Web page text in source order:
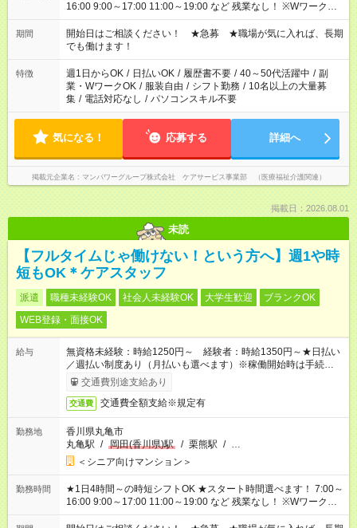
16:00 9:00～17:00 11:00～19:00 など 残業なし！ ※Wワークの
場合、他のお仕事と合わせ週40時間超の就業はご案内できませ
ん ※法令に基づき、週20時間以上勤務は社会保険への加入対象
となります ※労働者派遣法（日雇い派遣の原則禁止）により、
短時間・短期間の就業はご案内が難しい場合があります
期間
開始日はご相談ください！ ★急募 ★職場が気に入れば、長期
でも働けます！
特徴 週1日からOK / 日払いOK / 履歴書不要 / 40～50代活躍中 / 副
業・WワークOK / 服装自由 / シフト勤務 / 10名以上の大量募
集 / 電話対応なし / パソコンスキル不要
気になる！ 応募する 詳細へ
掲載元企業名 マンパワーグループ株式会社 ケアサービス事業部 （医療福祉介護関連）
掲載日：2026.08.01
未読
【フルタイムじゃ働けない！という方へ】週1や時
短もOK＊ケアスタッフ
派遣 職種未経験OK 社会人未経験OK 大学生歓迎
ブランクOK
WEB登録・面接OK
給与
無資格未経験：時給1250円～ 経験者：時給1350円～★日払い
／週払い制度あり（月払いも選べます）※稼働開始時は手続き完
了次第のお支払いとなります。
交通費別途支給あり
交通費 交通費全額支給※規定有
勤務地
香川県丸亀市
丸亀駅 / 岡田(香川県)駅 / 栗熊駅 / …
＜シニア向けマンション＞
勤務時間
★1日4時間～の時短シフトOK ★スタート時間選べます！ 7:00～
16:00 9:00～17:00 11:00～19:00 など 残業なし！ ※Wワークの
場合、他のお仕事と合わせ週40時間超の就業はご案内できませ